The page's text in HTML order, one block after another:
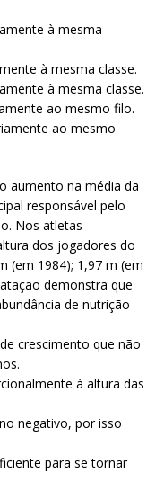
à mesma
à mesma classe.
à mesma classe.
ao mesmo filo.
ao mesmo
aumento na média da
responsável pelo
Nos atletas
dos jogadores do
(em 1984); 1,97 m (em
demonstra que
de nutrição
crescimento que não
à altura das
negativo, por isso
para se tornar